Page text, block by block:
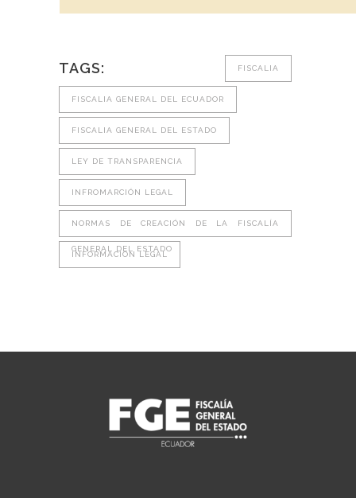
TAGS: FISCALIA
FISCALIA GENERAL DEL ECUADOR
FISCALIA GENERAL DEL ESTADO
LEY DE TRANSPARENCIA
INFROMARCIÓN LEGAL
NORMAS DE CREACIÓN DE LA FISCALÍA
GENERAL DEL ESTADO
INFORMACION LEGAL